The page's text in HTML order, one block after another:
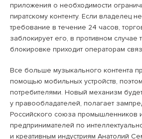
+7 495 789-00-
приложения о необходимости
пиратскому контенту. Если владелец
требование в течение 24 часов,
заблокирует его, в противном случае
блокировке приходит операторам
Все больше музыкального контента
помощью мобильных устройств,
потребителями. Новый механизм
у правообладателей, полагает
Российского союза промышленников
предпринимателей по
и креативным индустриям Анатолий